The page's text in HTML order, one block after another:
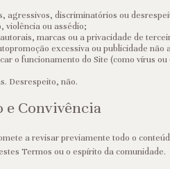
agressivos, discriminatórios ou
violência ou assédio;
marcas ou a privacidade de
excessiva ou publicidade não
o funcionamento do Site (como vírus
Desrespeito, não.
e Convivência
a revisar previamente todo o
Termos ou o espírito da comunidade.